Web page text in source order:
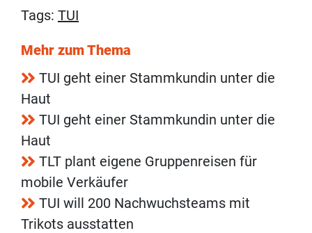
Tags: TUI
Mehr zum Thema
TUI geht einer Stammkundin unter die
Haut
TUI geht einer Stammkundin unter die
Haut
TLT plant eigene Gruppenreisen für
mobile Verkäufer
TUI will 200 Nachwuchsteams mit
Trikots ausstatten